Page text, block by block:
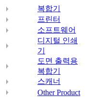
복합기
프린터
소프트웨어
디지털 인쇄
기
도면 출력용
복합기
스캐너
Other Product